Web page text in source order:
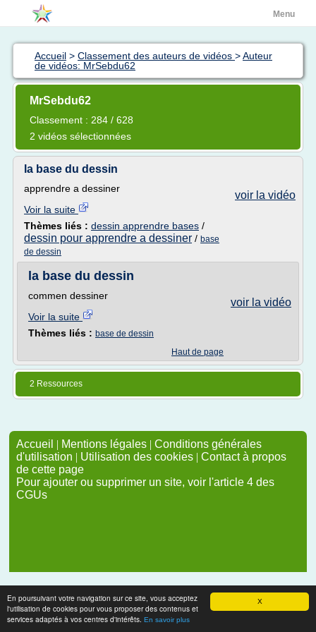
X
En poursuivant votre navigation sur ce site, vous acceptez
l'utilisation de cookies pour vous proposer des contenus et
services adaptés à vos centres d'intérêts. En savoir plus
Menu
Accueil > Classement des auteurs de vidéos >Auteur
de vidéos: MrSebdu62
MrSebdu62
Classement : 284 / 628
2 vidéos sélectionnées
la base du dessin
voir la vidéo
apprendre a dessiner
Voir la suite
Thèmes liés : dessin apprendre bases /
dessin pour apprendre a dessiner / base
de dessin
la base du dessin
voir la vidéo
commen dessiner
Voir la suite
Thèmes liés : base de dessin
Haut de page
2 Ressources
Accueil | Mentions légales | Conditions générales
d'utilisation | Utilisation des cookies | Contact à propos
de cette page
Pour ajouter ou supprimer un site, voir l'article 4 des
CGUs